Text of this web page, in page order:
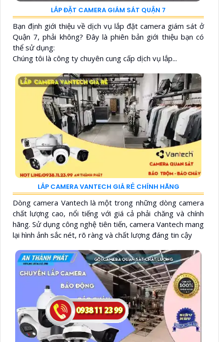
LẮP ĐẶT CAMERA GIÁM SÁT QUẬN 7
Bạn định giới thiệu về dịch vụ lắp đặt camera giám sát ở
Quận 7, phải không? Đây là phiên bản giới thiệu bạn có
thể sử dụng:
Chúng tôi là công ty chuyên cung cấp dịch vụ lắp...
LẮP CAMERA VANTECH GIÁ RẺ CHÍNH HÃNG
Dòng camera Vantech là một trong những dòng camera
chất lượng cao, nổi tiếng với giá cả phải chăng và chính
hãng. Sử dụng công nghệ tiên tiến, camera Vantech mang
lại hình ảnh sắc nét, rõ ràng và chất lượng đáng tin cậy